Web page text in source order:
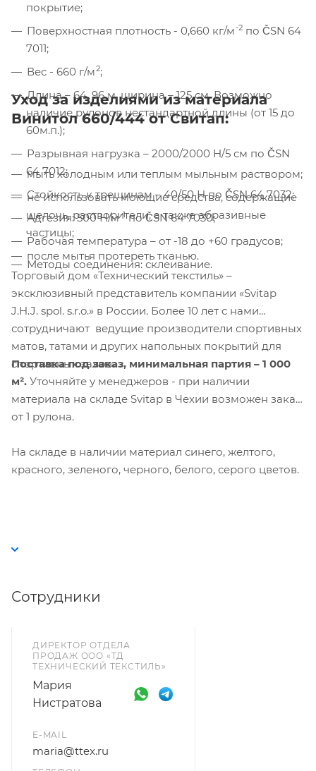
покрытие;
Поверхностная плотность - 0,660 кг/м-2 по ČSN 64
7011;
Вес - 660 г/м2;
Длина – 64, 96 м, ширина – 125 см. Возможно
наличие рулонов нестандартной длины (от 15 до
60м.п.);
Разрывная нагрузка – 2000/2000 Н/5 см по ČSN
64 7012;
Стойкость к трещинам – 40/50 Н по ČSN 64 7032;
Адгезия: 500 Н/м-1по ČSN 64 7030;
Рабочая температура – от -18 до +60 градусов;
Методы соединения: склеивание.
Уход за изделиями из материала
Винитол 660/444 от Свитап:
мыть холодным или теплым мыльным раствором;
не использовать моющие средства, содержащие
щелочь, растворители, а также абразивные
частицы;
после мытья протереть тканью.
Торговый дом «Технический текстиль» –
эксклюзивный представитель компании «Svitap
J.H.J. spol. s.r.o.» в России. Более 10 лет с нами
сотрудничают ведущие производители спортивных
матов, татами и других напольных покрытий для
спортивных залов.
Поставка под заказ, минимальная партия – 1 000
м². Уточняйте у менеджеров - при наличии
материала на складе Svitap в Чехии возможен заказ
от 1 рулона.
На складе в наличии материал синего, желтого,
красного, зеленого, черного, белого, серого цветов.
Сотрудники
ДИРЕКТОР ОТДЕЛА
ПРОДАЖ ООО «ТД
ТЕХНИЧЕСКИЙ ТЕКСТИЛЬ»
Мария
Нистратова
E-MAIL
maria@ttex.ru
Компания «Торговый Дом Технический
Текстиль» использует cookie-файлы и
обрабатывает персональные данные с
улучшает работу сайта и
взаимодействие с ним. Подробнее - в
Политике. Подтвердите ваше согласие,
нажав кнопку "Принять".
Принять